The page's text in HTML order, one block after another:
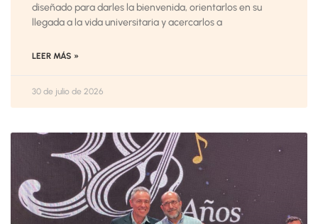
diseñado para darles la bienvenida, orientarlos en su
llegada a la vida universitaria y acercarlos a
LEER MÁS »
30 de julio de 2026